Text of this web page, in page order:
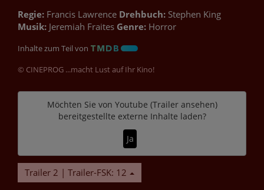
Regie: Francis Lawrence Drehbuch: Stephen King
Musik: Jeremiah Fraites Genre: Horror
Inhalte zum Teil von
© CINEPROG ...macht Lust auf Ihr Kino!
Möchten Sie von Youtube (Trailer ansehen)
bereitgestellte externe Inhalte laden?
Ja
Trailer 2 | Trailer-FSK: 12